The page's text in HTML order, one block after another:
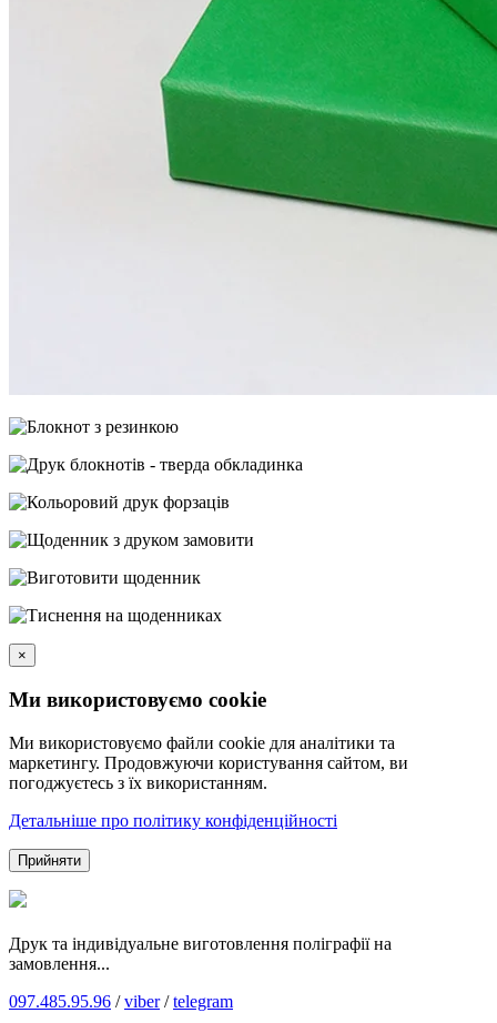
×
Ми використовуємо cookie
Ми використовуємо файли cookie для аналітики та
маркетингу. Продовжуючи користування сайтом, ви
погоджуєтесь з їх використанням.
Детальніше про політику конфіденційності
Прийняти
Друк та індивідуальне виготовлення поліграфії на
замовлення...
097.485.95.96 /viber/telegram